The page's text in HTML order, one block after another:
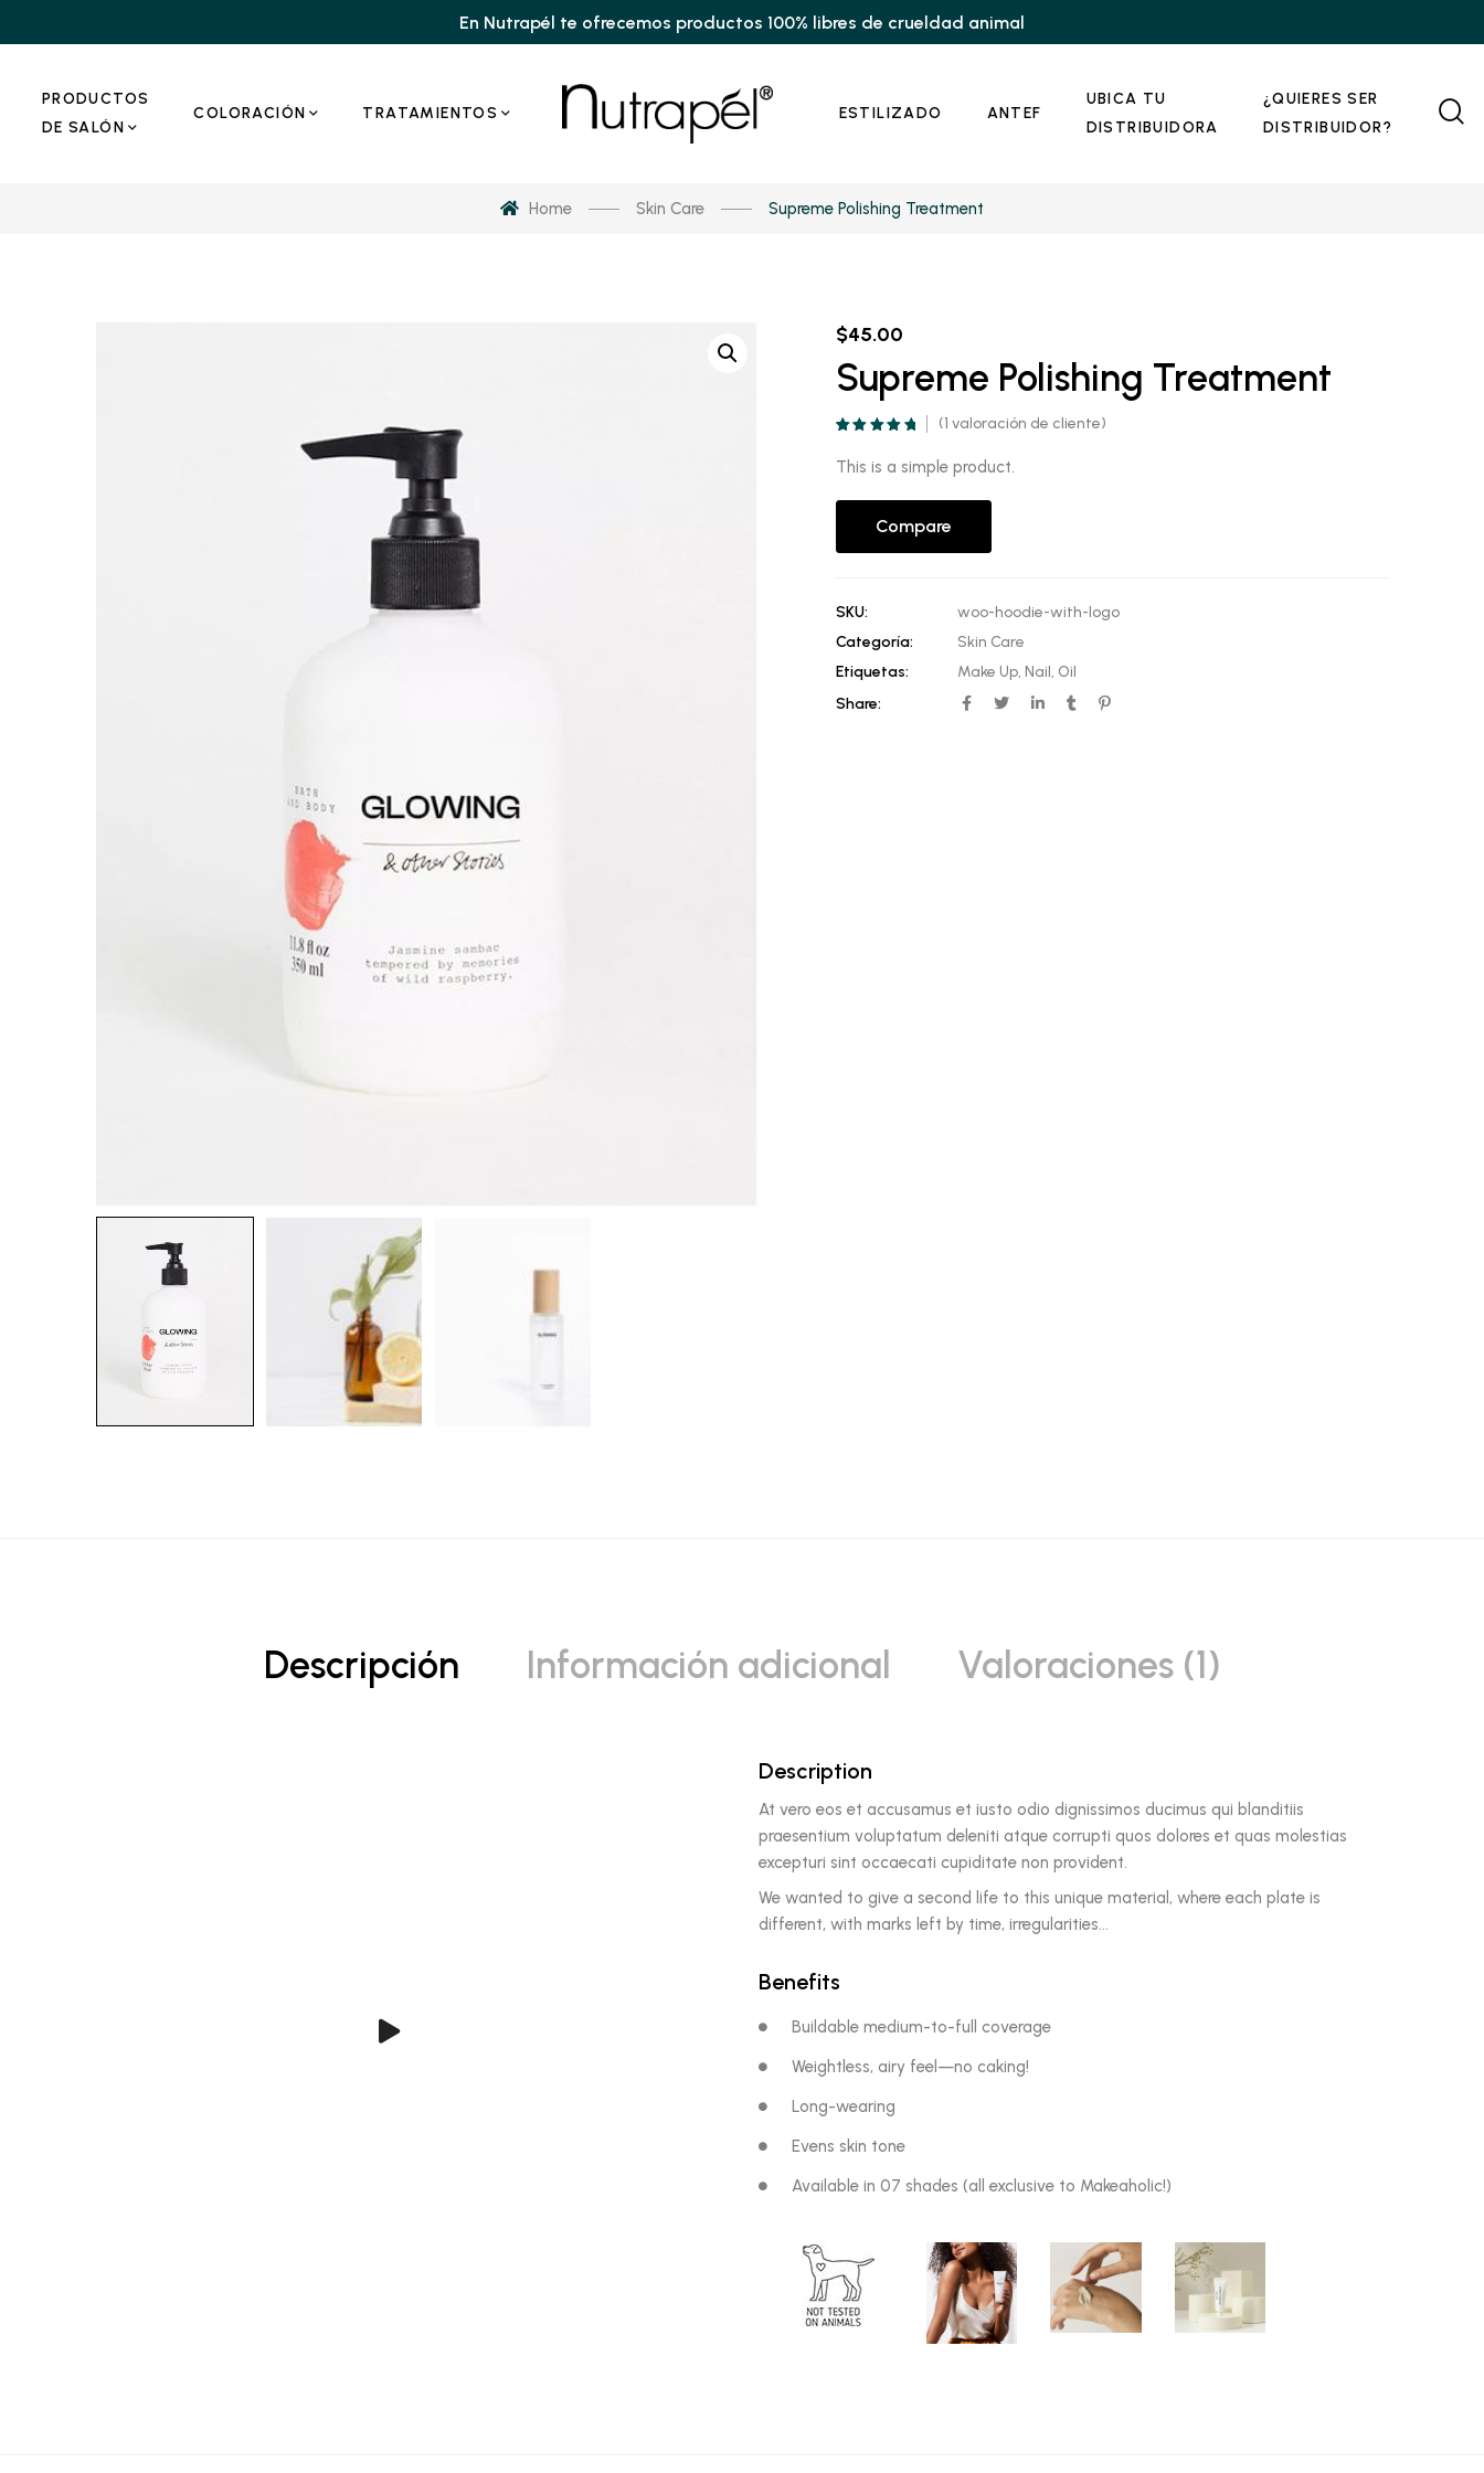
En Nutrapél te ofrecemos productos 100% libres de crueldad animal
PRODUCTOS
DE SALÓN
COLORACIÓN TRATAMIENTOS ESTILIZADO ANTEF
UBICA TU
DISTRIBUIDORA
¿QUIERES SER
DISTRIBUIDOR?
Home Skin Care Supreme Polishing Treatment
$45.00
Supreme Polishing Treatment
sobre 5
basado en
(1 valoración de cliente)
This is a simple product.
Compare
SKU:
woo-hoodie-with-logo
Categoría:
Skin Care
Etiquetas:
Make Up, Nail, Oil
Share:
Descripción Información adicional Valoraciones (1)
Description
At vero eos et accusamus et iusto odio dignissimos ducimus qui blanditiis
praesentium voluptatum deleniti atque corrupti quos dolores et quas molestias
excepturi sint occaecati cupiditate non provident.
We wanted to give a second life to this unique material, where each plate is
different, with marks left by time, irregularities…
Benefits
Buildable medium-to-full coverage
Weightless, airy feel—no caking!
Long-wearing
Evens skin tone
Available in 07 shades (all exclusive to Makeaholic!)